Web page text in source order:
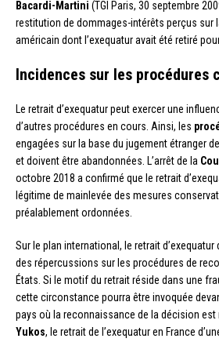
Bacardi-Martini (TGI Paris, 30 septembre
restitution de dommages-intérêts perçus sur
américain dont l’exequatur avait été retiré
Incidences sur les procédures
Le retrait d’exequatur peut exercer une
d’autres procédures en cours. Ainsi, les
engagées sur la base du jugement étranger
et doivent être abandonnées. L’arrêt de la
octobre 2018 a confirmé que le retrait
légitime de mainlevée des mesures
préalablement ordonnées.
Sur le plan international, le retrait
des répercussions sur les procédures de
États. Si le motif du retrait réside dans une
cette circonstance pourra être invoquée
pays où la reconnaissance de la décision est
Yukos, le retrait de l’exequatur en France